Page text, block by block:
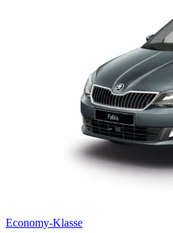
Economy-Klasse